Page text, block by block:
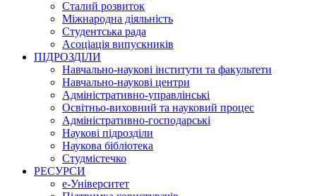
Сталий розвиток
Міжнародна діяльність
Студентська рада
Асоціація випускників
ПІДРОЗДІЛИ
Навчально-наукові інститути та факультети
Навчально-наукові центри
Адміністративно-управлінські
Освітньо-виховний та науковий процес
Адміністративно-господарські
Наукові підрозділи
Наукова бібліотека
Студмістечко
РЕСУРСИ
е-Університет